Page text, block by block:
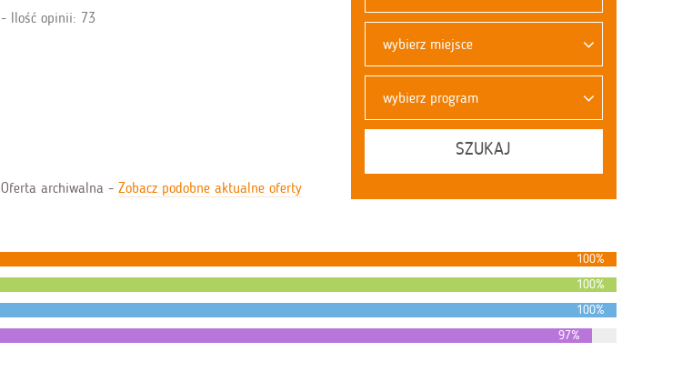
Ilość opinii: 73
Oferta archiwalna -Zobacz podobne aktualne oferty
wybierz miejsce
wybierz program
SZUKAJ
100%
100%
100%
97%